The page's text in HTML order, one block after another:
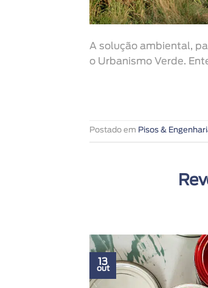
A solução ambiental,
o Urbanismo Verde.
Postado em Pisos &
13
out